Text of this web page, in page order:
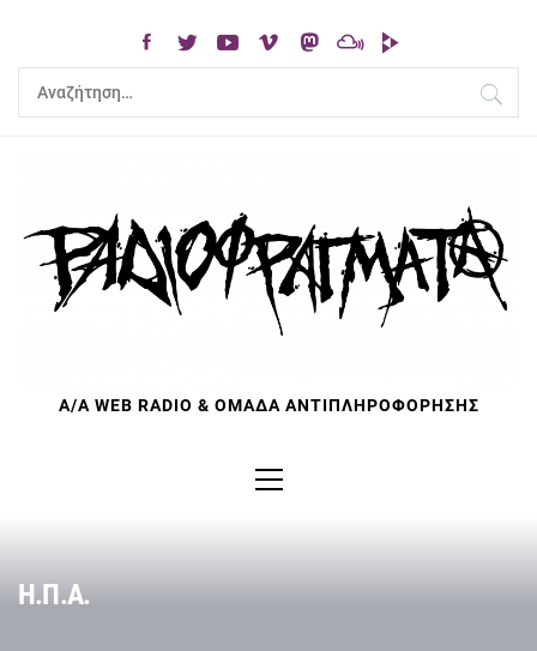
content
Αναζήτηση
για:
Α/Α WEB RADIO & ΟΜΑΔΑ ΑΝΤΙΠΛΗΡΟΦΟΡΗΣΗΣ
Menu
Η.Π.Α.